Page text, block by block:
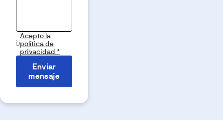
Acepto la
política de
privacidad *
Enviar
mensaje